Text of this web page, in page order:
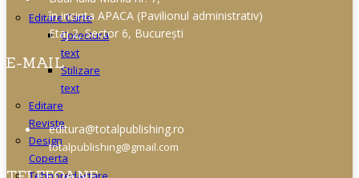
Editare Carte
Corectura
text
Stilizare
text
Editare
Reviste
Design
Coperta
în incinta APACA (Pavilionul administrativ)
Etaj 2,Sector 6, București
E-MAIL
editura@totalpublishing.ro
totalpublishing@gmail.com